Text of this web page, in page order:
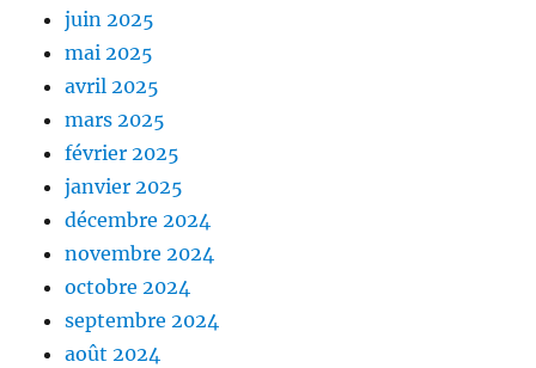
juin 2025
mai 2025
avril 2025
mars 2025
février 2025
janvier 2025
décembre 2024
novembre 2024
octobre 2024
septembre 2024
août 2024